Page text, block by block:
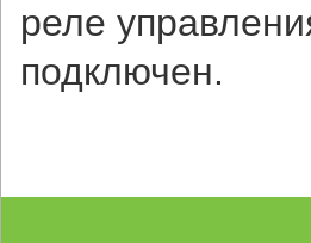
реле
подключен.